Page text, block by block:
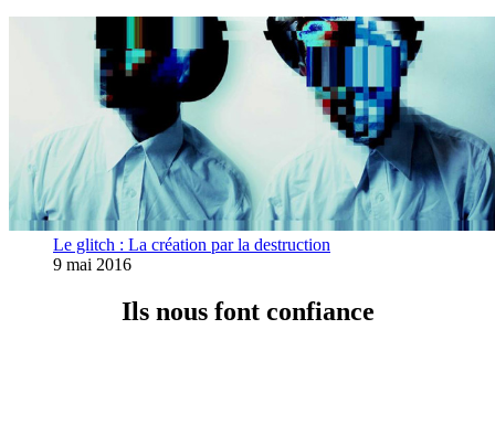
Le glitch : La création par la destruction
9 mai 2016
Ils nous font confiance